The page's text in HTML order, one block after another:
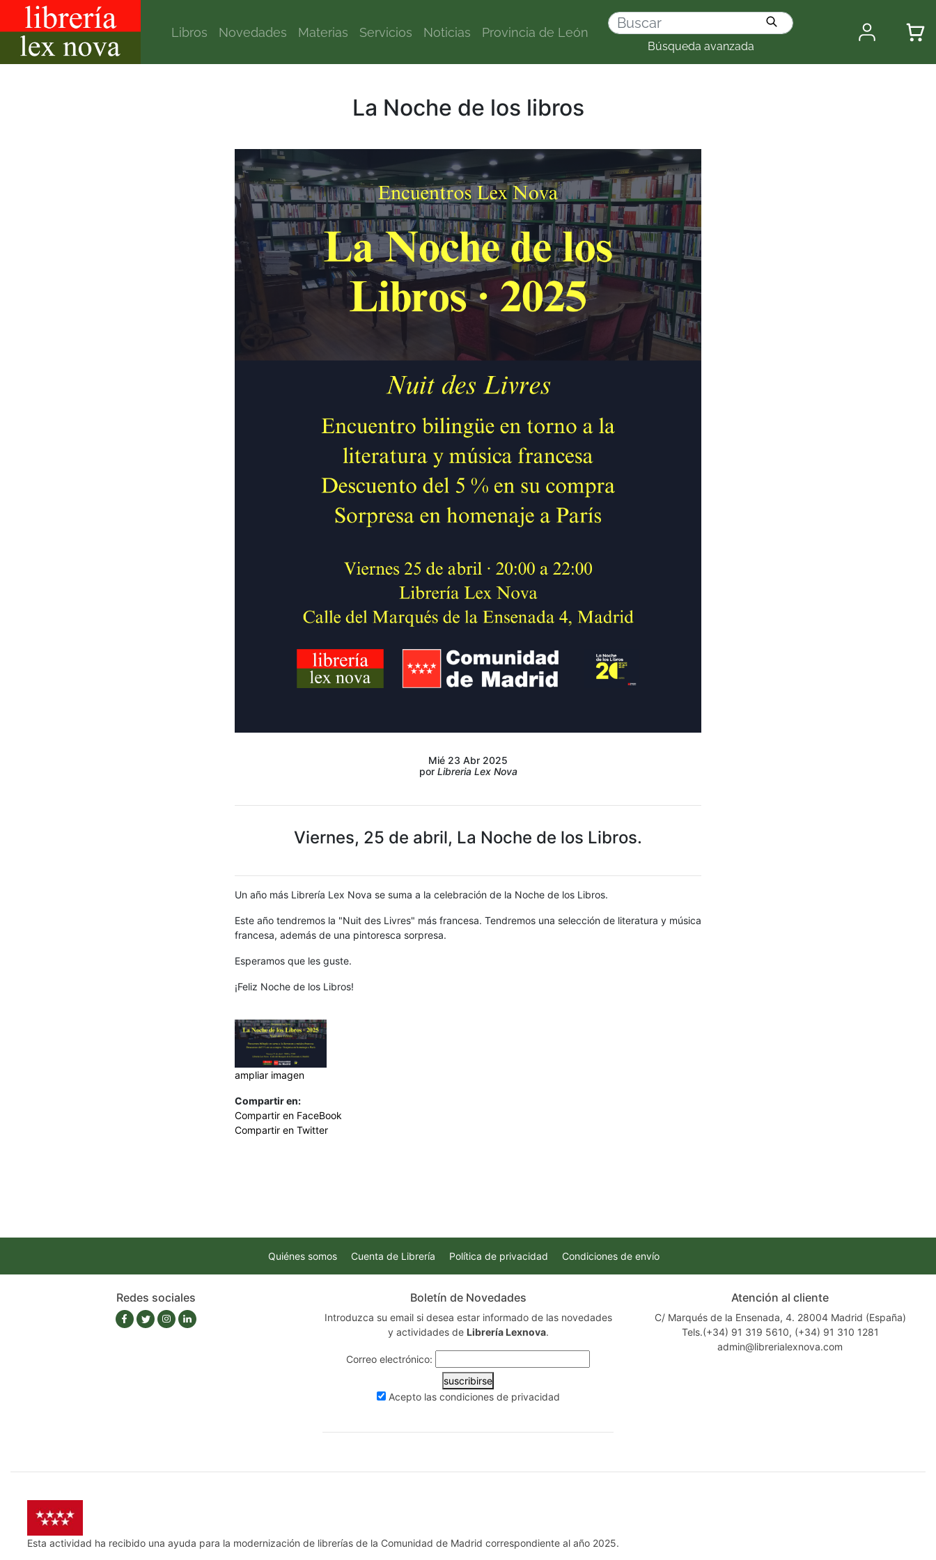
Libros Novedades Materias Servicios Noticias Provincia de León
Búsqueda avanzada
La Noche de los libros
Mié 23 Abr 2025
por Libreria Lex Nova
Viernes, 25 de abril, La Noche de los Libros.
Un año más Librería Lex Nova se suma a la celebración de la Noche de los Libros.
Este año tendremos la "Nuit des Livres" más francesa. Tendremos una selección de literatura y música
francesa, además de una pintoresca sorpresa.
Esperamos que les guste.
¡Feliz Noche de los Libros!
ampliar imagen
Compartir en:
Compartir en FaceBook
Compartir en Twitter
Quiénes somos Cuenta de Librería Política de privacidad Condiciones de envío
Redes sociales Boletín de Novedades
Introduzca su email si desea estar informado de las novedades
y actividades de Librería Lexnova.
Correo electrónico:
suscribirse
Acepto las condiciones de privacidad
Atención al cliente
C/ Marqués de la Ensenada, 4. 28004 Madrid (España)
Tels.(+34) 91 319 5610, (+34) 91 310 1281
admin@librerialexnova.com
Esta actividad ha recibido una ayuda para la modernización de librerías de la Comunidad de Madrid correspondiente al año 2025.